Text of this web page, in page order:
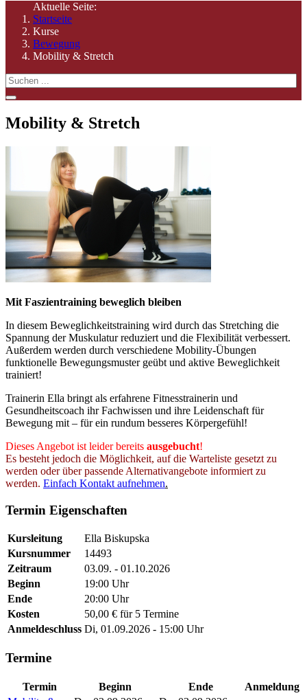
Aktuelle Seite:
Startseite
Kurse
Bewegung
Mobility & Stretch
Mobility & Stretch
Mit Faszientraining beweglich bleiben
In diesem Beweglichkeitstraining wird durch das Stretching die
Spannung der Muskulatur reduziert und die Flexibilität verbessert.
Außerdem werden durch verschiedene Mobility-Übungen
funktionelle Bewegungsmuster geübt und aktive Beweglichkeit
trainiert!
Trainerin Ella bringt als erfahrene Fitnesstrainerin und
Gesundheitscoach ihr Fachwissen und ihre Leidenschaft für
Bewegung mit – für ein rundum besseres Körpergefühl!
Dieses Angebot ist leider bereits ausgebucht!
Es besteht jedoch die Möglichkeit, auf die Warteliste gesetzt zu
werden oder über passende Alternativangebote informiert zu
werden. Einfach Kontakt aufnehmen.
Termin Eigenschaften
Kursleitung
Ella Biskupska
Kursnummer
14493
Zeitraum
03.09. - 01.10.2026
Beginn
19:00 Uhr
Ende
20:00 Uhr
Kosten
50,00 € für 5 Termine
Anmeldeschluss Di, 01.09.2026 - 15:00 Uhr
Termine
Termin Beginn Ende
Anmeldung